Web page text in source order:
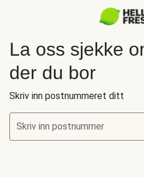
La oss sjekke
der du bor
Skriv inn postnummeret ditt
Skriv inn postnummer